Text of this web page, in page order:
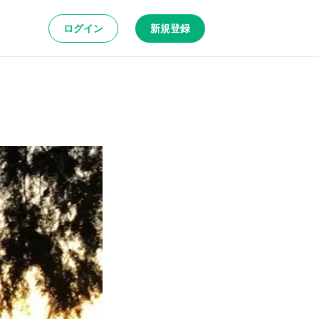
ログイン 新規登録